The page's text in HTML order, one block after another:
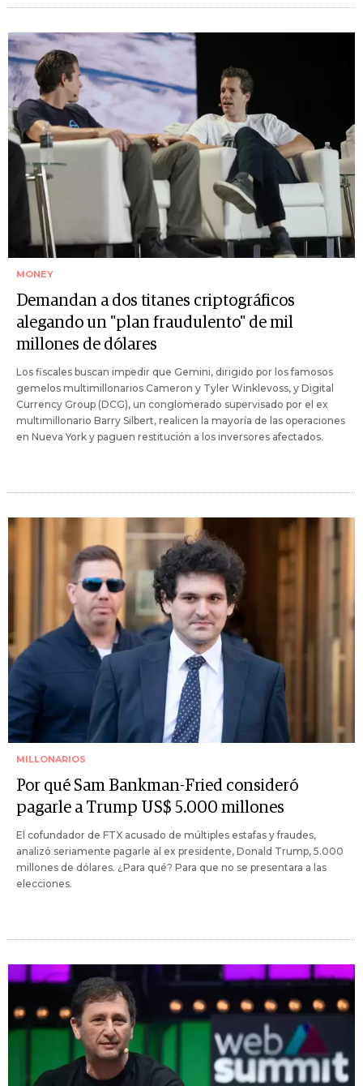
MONEY
Demandan a dos titanes criptográficos
alegando un "plan fraudulento" de mil
millones de dólares
Los fiscales buscan impedir que Gemini, dirigido por los famosos
gemelos multimillonarios Cameron y Tyler Winklevoss, y Digital
Currency Group (DCG), un conglomerado supervisado por el ex
multimillonario Barry Silbert, realicen la mayoría de las operaciones
en Nueva York y paguen restitución a los inversores afectados.
MILLONARIOS
Por qué Sam Bankman-Fried consideró
pagarle a Trump US$ 5.000 millones
El cofundador de FTX acusado de múltiples estafas y fraudes,
analizó seriamente pagarle al ex presidente, Donald Trump, 5.000
millones de dólares. ¿Para qué? Para que no se presentara a las
elecciones.